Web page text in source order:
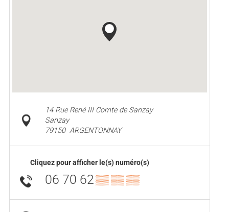
14 Rue René III Comte de Sanzay
Sanzay
79150 ARGENTONNAY
Cliquez pour afficher le(s) numéro(s)
06 70 62▒▒ ▒▒ ▒▒